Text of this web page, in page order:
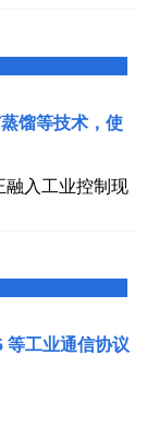
馏等技术，使
融入工业控制现
等工业通信协议